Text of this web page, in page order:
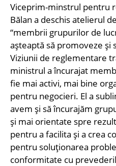
Viceprim-minstrul pentru
Bălan a deschis atelierul
“membrii grupurilor de
așteaptă să promoveze și
Viziunii de reglementare
ministrul a încurajat
fie mai activi, mai bine
pentru negocieri. El a
avem și să încurajăm
și mai orientate spre
pentru a facilita și a crea
pentru soluționarea
conformitate cu